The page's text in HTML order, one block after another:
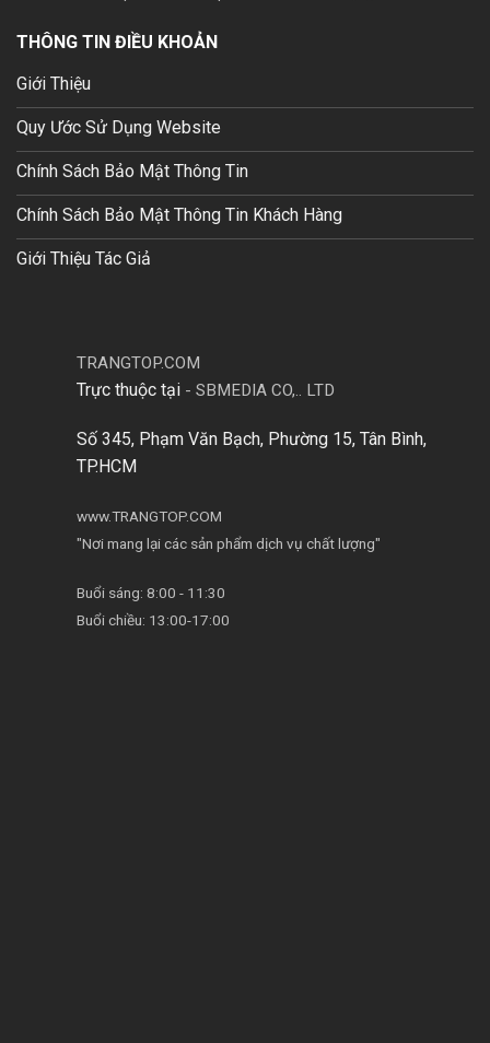
THÔNG TIN ĐIỀU KHOẢN
Giới Thiệu
Quy Ước Sử Dụng Website
Chính Sách Bảo Mật Thông Tin
Chính Sách Bảo Mật Thông Tin Khách Hàng
Giới Thiệu Tác Giả
TRANGTOP.COM
Trực thuộc tại - SBMEDIA CO,.. LTD
Số 345, Phạm Văn Bạch, Phường 15, Tân Bình,
TP.HCM
www.TRANGTOP.COM
"Nơi mang lại các sản phẩm dịch vụ chất lượng"
Buổi sáng: 8:00 - 11:30
Buổi chiều: 13:00-17:00